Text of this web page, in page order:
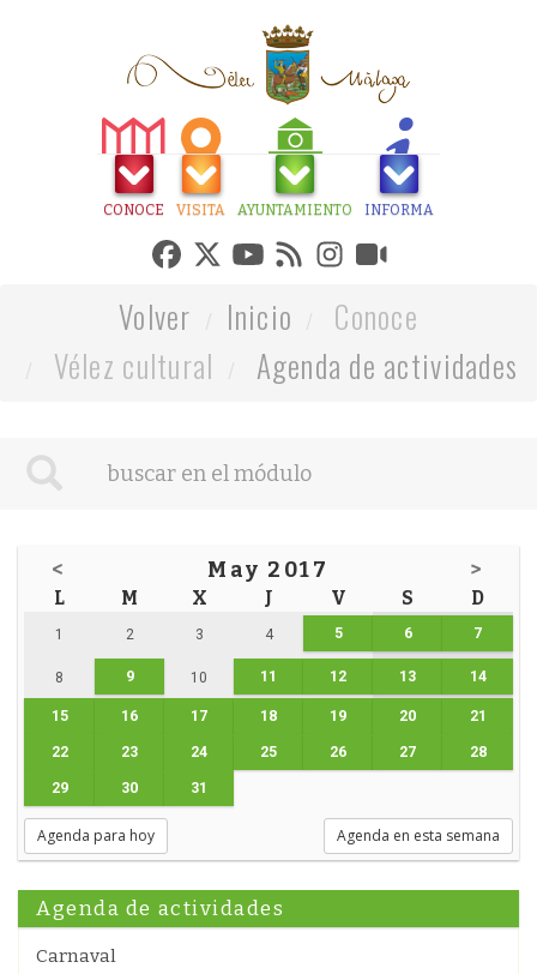
CONOCE VISITA AYUNTAMIENTO INFORMA
Volver Inicio
Conoce
Vélez cultural
Agenda de actividades
< May 2017 >
L M X J V S D
1 2 3 4 5 6 7
8 9 10 11 12 13 14
15 16 17 18 19 20 21
22 23 24 25 26 27 28
29 30 31
Agenda para hoy Agenda en esta semana
Agenda de actividades
Carnaval